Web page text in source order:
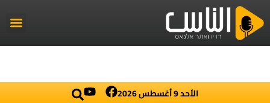
الأحد 9 أغسطس 2026